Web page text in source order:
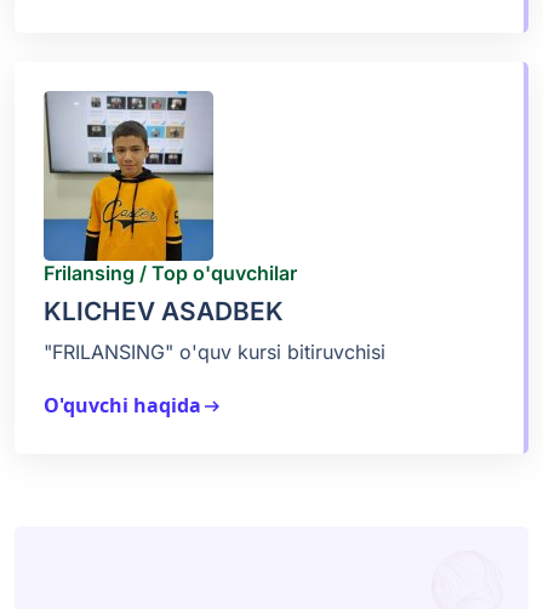
Frilansing / Top o'quvchilar
KLICHEV ASADBEK
"FRILANSING" o'quv kursi bitiruvchisi
O'quvchi haqidaarrow_right_alt